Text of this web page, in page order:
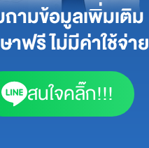
ามข้อมูลเพิ่มเติม
าฟรี ไม่มีค่าใช้จ่าย
สนใจคลิ๊ก!!!